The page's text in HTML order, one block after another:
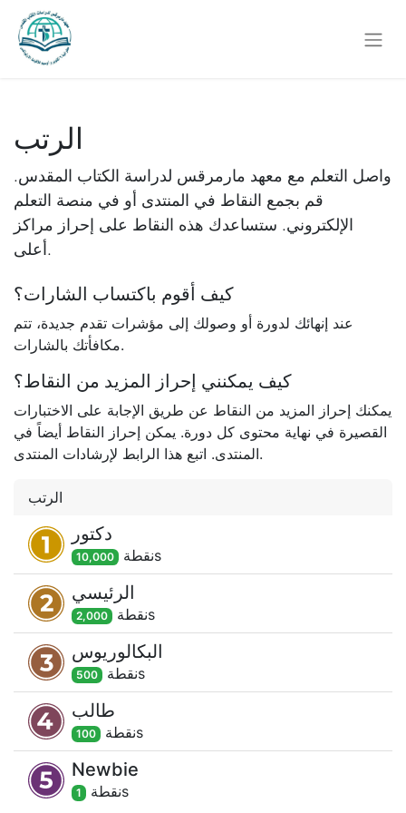
الرتب
واصل التعلم مع معهد مارمرقس لدراسة الكتاب المقدس.
قم بجمع النقاط في المنتدى أو في منصة التعلم
الإلكتروني. ستساعدك هذه النقاط على إحراز مراكز
أعلى.
كيف أقوم باكتساب الشارات؟
عند إنهائك لدورة أو وصولك إلى مؤشرات تقدم جديدة، تتم
مكافأتك بالشارات.
كيف يمكنني إحراز المزيد من النقاط؟
يمكنك إحراز المزيد من النقاط عن طريق الإجابة على الاختبارات
القصيرة في نهاية محتوى كل دورة. يمكن إحراز النقاط أيضاً في
المنتدى. اتبع هذا الرابط لإرشادات المنتدى.
الرتب
دكتور
10,000 نقطةs
الرئيسي
2,000 نقطةs
البكالوريوس
500 نقطةs
طالب
100 نقطةs
Newbie
1 نقطةs